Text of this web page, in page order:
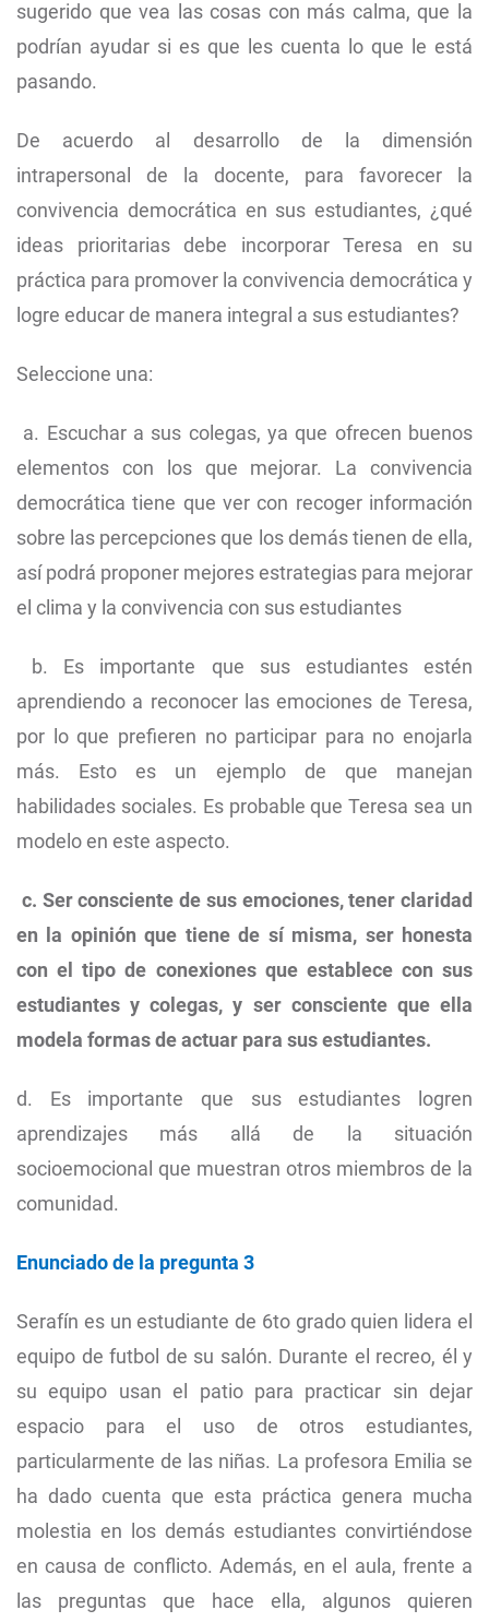
sugerido que vea las cosas con más calma, que la
podrían ayudar si es que les cuenta lo que le está
pasando.
De acuerdo al desarrollo de la dimensión
intrapersonal de la docente, para favorecer la
convivencia democrática en sus estudiantes, ¿qué
ideas prioritarias debe incorporar Teresa en su
práctica para promover la convivencia democrática y
logre educar de manera integral a sus estudiantes?
Seleccione una:
a. Escuchar a sus colegas, ya que ofrecen buenos
elementos con los que mejorar. La convivencia
democrática tiene que ver con recoger información
sobre las percepciones que los demás tienen de ella,
así podrá proponer mejores estrategias para mejorar
el clima y la convivencia con sus estudiantes
b. Es importante que sus estudiantes estén
aprendiendo a reconocer las emociones de Teresa,
por lo que prefieren no participar para no enojarla
más. Esto es un ejemplo de que manejan
habilidades sociales. Es probable que Teresa sea un
modelo en este aspecto.
c. Ser consciente de sus emociones, tener claridad
en la opinión que tiene de sí misma, ser honesta
con el tipo de conexiones que establece con sus
estudiantes y colegas, y ser consciente que ella
modela formas de actuar para sus estudiantes.
d. Es importante que sus estudiantes logren
aprendizajes más allá de la situación
socioemocional que muestran otros miembros de la
comunidad.
Enunciado de la pregunta 3
Serafín es un estudiante de 6to grado quien lidera el
equipo de futbol de su salón. Durante el recreo, él y
su equipo usan el patio para practicar sin dejar
espacio para el uso de otros estudiantes,
particularmente de las niñas. La profesora Emilia se
ha dado cuenta que esta práctica genera mucha
molestia en los demás estudiantes convirtiéndose
en causa de conflicto. Además, en el aula, frente a
las preguntas que hace ella, algunos quieren